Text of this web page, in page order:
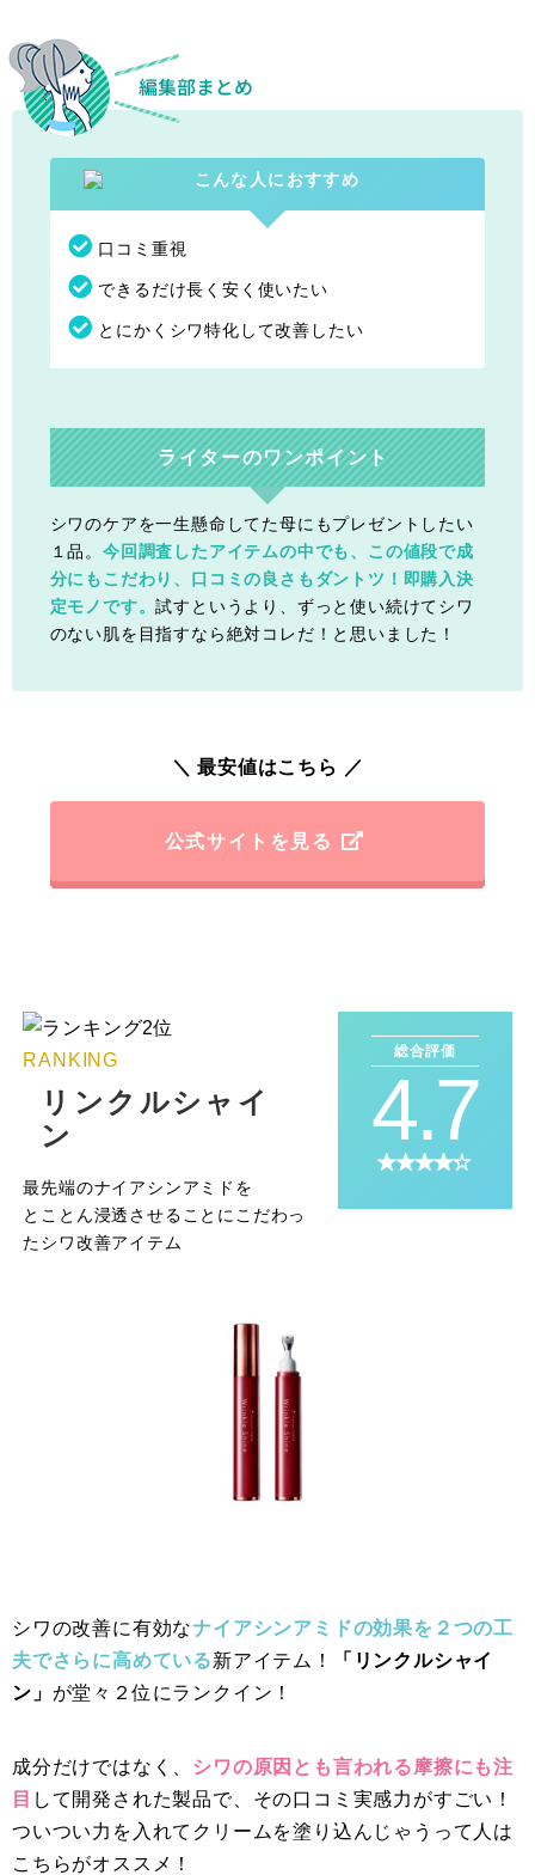
口コミ重視
できるだけ長く安く使いたい
とにかくシワ特化して改善したい
ライターのワンポイント
シワのケアを一生懸命してた母にもプレゼントしたい
１品。今回調査したアイテムの中でも、この値段で成
分にもこだわり、口コミの良さもダントツ！即購入決
定モノです。試すというより、ずっと使い続けてシワ
のない肌を目指すなら絶対コレだ！と思いました！
＼ 最安値はこちら ／
公式サイトを見る
RANKING
リンクルシャイ
ン
最先端のナイアシンアミドを
とことん浸透させることにこだわっ
たシワ改善アイテム
総合評価
4.7
シワの改善に有効なナイアシンアミドの効果を２つの工
夫でさらに高めている新アイテム！
「リンクルシャイ
ン」 が堂々２位にランクイン！
成分だけではなく、
シワの原因とも言われる摩擦にも注
目 して開発された製品で、その口コミ実感力がすごい！
ついつい力を入れてクリームを塗り込んじゃうって人は
こちらがオススメ！